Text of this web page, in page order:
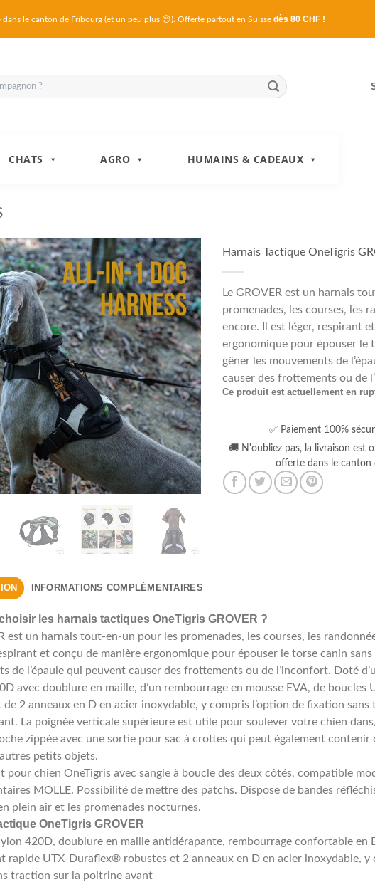
dans le canton de Fribourg (et un peu plus 😊). Offerte partout en Suisse dès 80 CHF !
CHATS AGRO HUMAINS & CADEAUX
Harnais Tactique OneTigris
Le GROVER est un harnais
promenades, les courses, les
encore. Il est léger, respirant
ergonomique pour épouser le
gêner les mouvements de
causer des frottements ou de
Ce produit est actuellement en
Alternative:
✅ Paiement 100%
🚚 N'oubliez pas, la livraison est
offerte dans le canton
INFORMATIONS COMPLÉMENTAIRES
les harnais tactiques OneTigris GROVER ?
est un harnais tout-en-un pour les promenades, les courses, les
et conçu de manière ergonomique pour épouser le torse canin sans
de l’épaule qui peuvent causer des frottements ou de l’inconfort. Doté
avec doublure en maille, d’un rembourrage en mousse EVA, de boucles
de 2 anneaux en D en acier inoxydable, y compris l’option de fixation sans
La poignée verticale supérieure est utile pour soulever votre chien
zippée avec une sortie pour sac à crottes qui peut également contenir
petits objets.
pour chien OneTigris avec sangle à boucle des deux côtés, compatible
MOLLE. Possibilité de mettre des patchs. Dispose de bandes
plein air et les promenades nocturnes.
OneTigris GROVER
420D, doublure en maille antidérapante, rembourrage confortable en
rapide UTX-Duraflex® robustes et 2 anneaux en D en acier inoxydable, y
traction sur la poitrine avant